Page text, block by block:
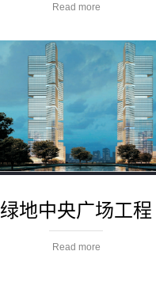
Read more
绿地中央广场工程
Read more